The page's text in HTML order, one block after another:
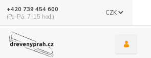
CZK
+420 739 454 600
(Po-Pá, 7-15 hod.)